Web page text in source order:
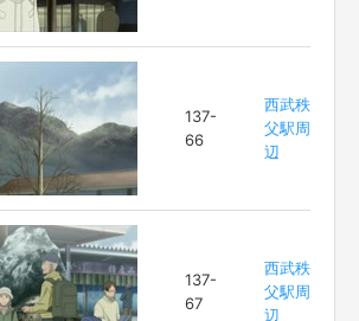
137-
66
西武秩
父駅周
辺
137-
67
西武秩
父駅周
辺